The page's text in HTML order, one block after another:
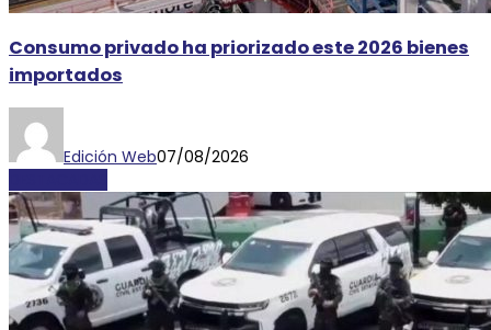
Consumo privado ha priorizado este 2026 bienes
importados
Edición Web07/08/2026